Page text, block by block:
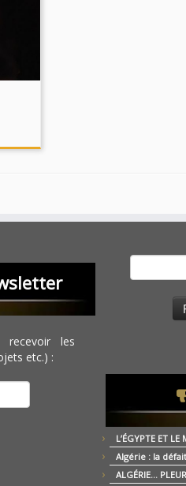
recevoir les
etc.) :
L’ÉGYPTE ET LE
Algérie : la
ALGÉRIE…